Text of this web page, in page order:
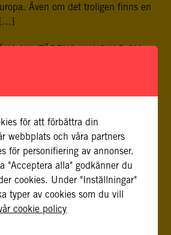
Även om det troligen finns en
MILITÄRENS KUNSKAP OM
SEXUELLT VÅLD I VÄSTAFRIKA
konflikter har ökat i
i Burkina Faso, Mali, Niger och
attacker och närvaro av
slår hårt mot
att bekämpa våldsamheterna och
och hållbar utveckling krävs
länderna i […]
för att förbättra din
webbplats och våra partners
för personifiering av annonser.
"Acceptera alla" godkänner du
cookies. Under "Inställningar"
typer av cookies som du vill
cookie policy